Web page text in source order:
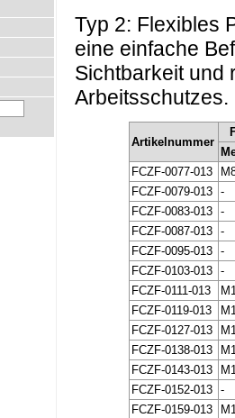
Typ 2: Flexibles
eine einfache
Sichtbarkeit und
Arbeitsschutzes.
Artikelnummer
FCZF-0077-013
FCZF-0079-013
-
FCZF-0083-013
-
FCZF-0087-013
-
FCZF-0095-013
-
FCZF-0103-013
-
FCZF-0111-013
FCZF-0119-013
FCZF-0127-013
FCZF-0138-013
FCZF-0143-013
FCZF-0152-013
-
FCZF-0159-013